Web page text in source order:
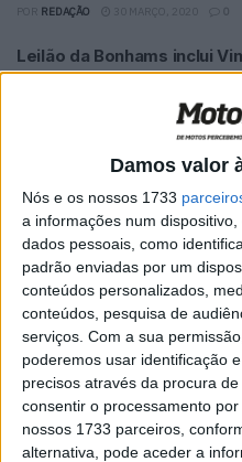
Damos valor
Nós e os nossos 1733
a informações num
dados pessoais, como
padrão enviadas por um
conteúdos personalizados,
conteúdos, pesquisa de
serviços. Com a sua
poderemos usar identificação
precisos através da procura
consentir o processamento
nossos 1733 parceiros,
alternativa, pode aceder a
REDAÇÃO 0
Leilão da Bonhams inclui
Ducati Supermono
14 JANEIRO, 2019
recordes – Parte I
PORPAULO ARAÚJO 22 DEZEMBRO,
Tendências
MotoGP-
8 SETEMBRO, 2025
MotoGP:
ter vaga em